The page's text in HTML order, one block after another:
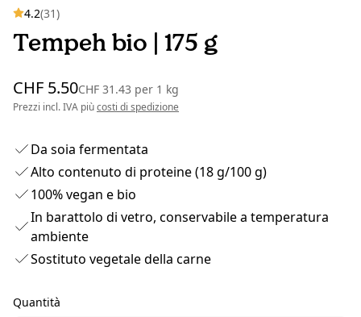
4.2(31)
Tempeh bio | 175 g
CHF 5.50CHF 31.43 per 1 kg
Prezzi incl. IVA piùcosti di spedizione
Da soia fermentata
Alto contenuto di proteine (18 g/100 g)
100% vegan e bio
In barattolo di vetro, conservabile a temperatura
ambiente
Sostituto vegetale della carne
Quantità